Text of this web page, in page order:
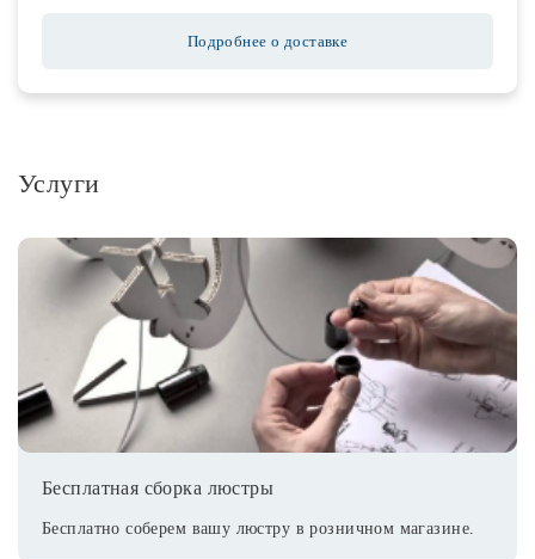
Подробнее о доставке
Услуги
Бесплатная сборка люстры
Бесплатно соберем вашу люстру в розничном магазине.